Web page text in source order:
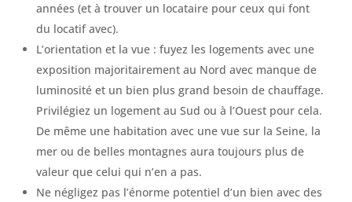
années (et à trouver un locataire pour ceux qui font
du locatif avec).
L’orientation et la vue : fuyez les logements avec une
exposition majoritairement au Nord avec manque de
luminosité et un bien plus grand besoin de chauffage.
Privilégiez un logement au Sud ou à l’Ouest pour cela.
De même une habitation avec une vue sur la Seine, la
mer ou de belles montagnes aura toujours plus de
valeur que celui qui n’en a pas.
Ne négligez pas l’énorme potentiel d’un bien avec des